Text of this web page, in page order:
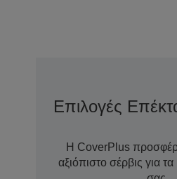
Επιλογές
Η CoverPlus
αξιόπιστο σέρβις για